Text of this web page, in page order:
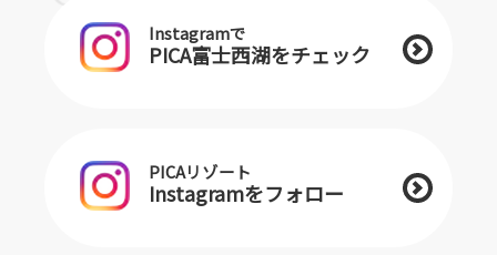
Instagramで
PICA富士西湖をチェック
PICAリゾート
Instagramをフォロー